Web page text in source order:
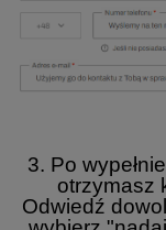
3. Po
otrzymasz
Odwiedź